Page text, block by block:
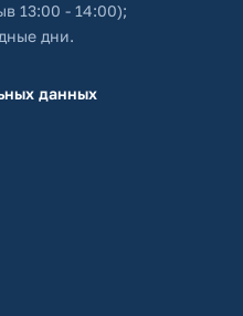
13:00 - 14:00);
дни.
данных